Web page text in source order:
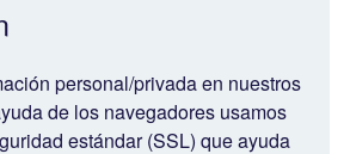
personal/privada en nuestros
de los navegadores usamos
estándar (SSL) que ayuda